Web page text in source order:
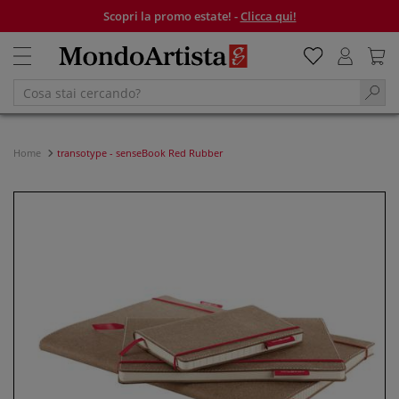
Scopri la promo estate! -Clicca qui!
Home transotype - senseBook Red Rubber